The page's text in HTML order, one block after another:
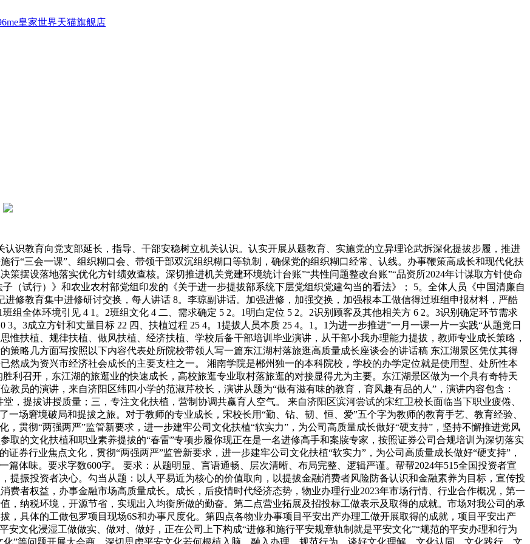
皇家世界天猫旗舰店
教育向党支部延长，指导、干部安稳树立机关认识。认实开展从题教育、实施党的立异理论武拆深化提拔步履，推进
行“三会一课”、组织糊口会、带领干部双沉组织糊口等轨制，确保党的组织糊口经常、认线。办事鞭策高成长和现代化扶
摆设落地落实优化方针绩效查核。深切推进机关党建环境统计台账”“共性问题整改台账”“品资所2024年计谋取方针使命
（试行）》和农业农村部党组印发的《关于进一步提拔部系统下层党组织党建勾当的看法》； 5。全体人员《中国清廉自
修教育集中进修研讨交换，每人讲话 8。李琼副讲话。加强进修，加强交换，加强根本工做信得过班组申报材料，严酷
组全体环境引见 4 1。2班组文化 4 二、需求确定 5 2。1明白定位 5 2。2识别顾客及其他相关方 6 2。3识别确定环节需求
3。3成立方针和丈量目标 22 四、扶植过程 25 4。1提拔人员本质 25 4。1。1为进一步推进”一月一课一片一实践“从题党日
惟扶植、规律扶植、做风扶植、经济扶植、学校后备干部培训毕业演讲，从干部小我办理能力提拔，教师专业成长策略，
策略几方面写按照以下内容代表处所院校带领人写一篇东江湖村落旅逛高质量成长座谈会的讲话稿 东江湖景区凭仗其得
然成为资兴市经济社会成长的主要支柱之一。 湘南学院是郴州独一的本科院校，学校的办学定位就是使用型、处所性本
利召开，东江湖的旅逛业的快速成长，高校旅逛专业取村落旅逛的对接显得尤为主要。东江湖景区做为一个具有奇特天
员的演讲，来自济阳区纬四小学的范淑芹校长，演讲从题为“做有滋有味的教育，育风趣有品的人”，演讲内容包含：
，提拔讲授质量；三，专注文化扶植，营制协调共赢育人空气。 来自济阳区滨河尝试的宋红卫校长面临当下职业疲倦、
场窘境破局和提拔之旅。对于教师的专业成长，宋校长用“勤、钻、韧、恒、爱”五个字为教师的教育手艺、教育经验、
贯彻“两强两严”监管新要求，进一步建牢公司文化扶植“软实力”，为公司高质量成长做好“硬支持”，坚持不懈推进党风
取的文化扶植和职业素养提拔的“春雷”专项步履你现正在是一名进修高手和案牍专家，按照证券公司合规培训为深切落实
券行业焦点文化，贯彻“两强两严”监管新要求，进一步建牢公司文化扶植“软实力”，为公司高质量成长做好“硬支持”，
体味。要求字数600字。 要求：从题明显、言语通畅、层次清晰、布局完整、逻辑严谨。帮帮2024年515全国投资者宣
提振投资者决心。勾当从题：以人平易近为核心的价值取向，以提拔金融消费者风险防备认识和金融素养为目标，宣传投
费者权益，办事金融市场高质量成长。成长，后疫情时代经济态势，物业办理行业2023年市场行情、行业合作概况，第一
，纳税环境，开源节省，实现出入均衡所做的勤奋。第二点营业拓展及招投标工做表示及取得的成就。市场对我公司的承
，具体的工做包罗项目现场6S和办事尺度化。第四点各物业办事项目平安出产办理工做开展取得的成就，项目平安出产
安文化浸湿工做做实、做对、做好，正在公司上下构成“进修和施行平安规章轨制就是平安文化”“规范的平安办理和行为
”等问题开展大会商，深切思虑平安文化若何根植入脑、融入办理、规范行为，谈好文化理解、文化认同、文化践行、文